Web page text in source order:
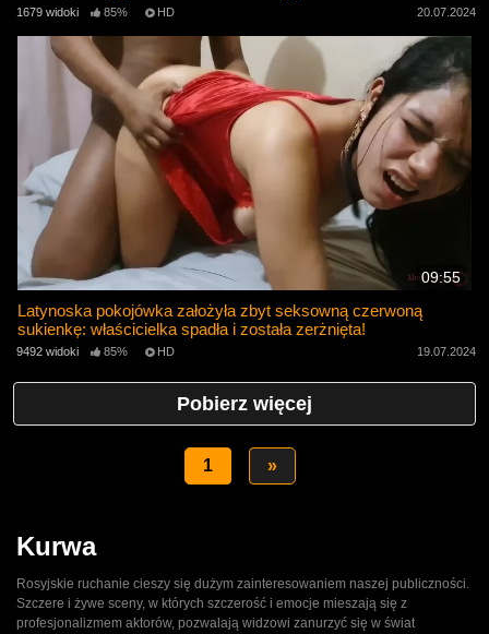
1679 widoki 85% HD 20.07.2024
09:55
Latynoska pokojówka założyła zbyt seksowną czerwoną
sukienkę: właścicielka spadła i została zerżnięta!
9492 widoki 85% HD 19.07.2024
Pobierz więcej
1 »
Kurwa
Rosyjskie ruchanie cieszy się dużym zainteresowaniem naszej publiczności.
Szczere i żywe sceny, w których szczerość i emocje mieszają się z
profesjonalizmem aktorów, pozwalają widzowi zanurzyć się w świat